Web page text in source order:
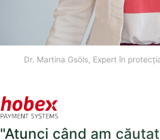
Dr. Martina Gsöls, Expert în
"Atunci când am